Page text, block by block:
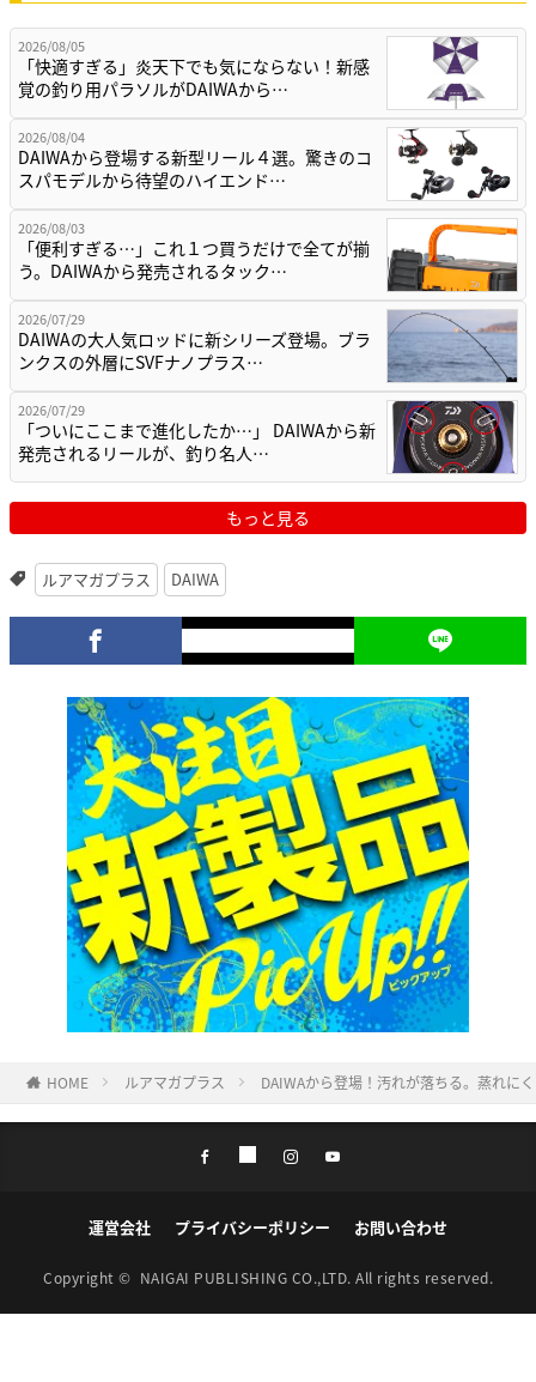
2026/08/05
「快適すぎる」炎天下でも気にならない！新感
覚の釣り用パラソルがDAIWAから…
2026/08/04
DAIWAから登場する新型リール４選。驚きのコ
スパモデルから待望のハイエンド…
2026/08/03
「便利すぎる…」これ１つ買うだけで全てが揃
う。DAIWAから発売されるタック…
2026/07/29
DAIWAの大人気ロッドに新シリーズ登場。ブラ
ンクスの外層にSVFナノプラス…
2026/07/29
「ついにここまで進化したか…」 DAIWAから新
発売されるリールが、釣り名人…
もっと見る
ルアマガプラス DAIWA
HOME ルアマガプラス DAIWAから登場！汚れが落ちる。蒸れに
運営会社 プライバシーポリシー お問い合わせ
Copyright © NAIGAI PUBLISHING CO.,LTD. All rights reserved.